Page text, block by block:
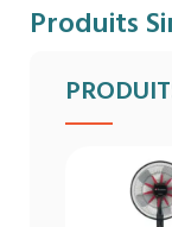
Produits